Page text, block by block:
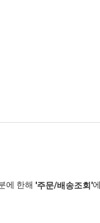
에 한해 '주문/배송조회'